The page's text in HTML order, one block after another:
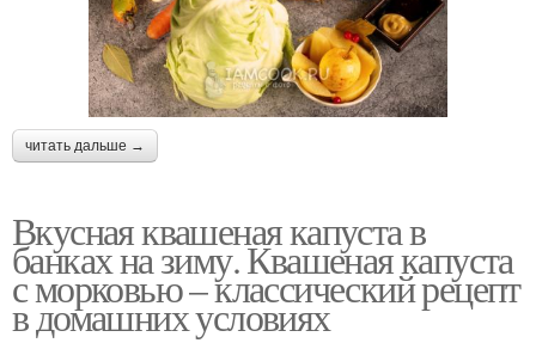
читать дальше →
Вкусная квашеная капуста в
банках на зиму. Квашеная капуста
с морковью – классический рецепт
в домашних условиях